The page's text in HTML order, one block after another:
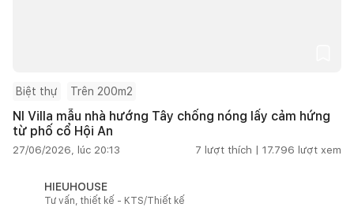
Biệt thự Trên 200m2
NI Villa mẫu nhà hướng Tây chống nóng lấy cảm hứng
từ phố cổ Hội An
27/06/2026, lúc 20:13 7 lượt thích | 17.796 lượt xem
HIEUHOUSE
Tư vấn, thiết kế - KTS/Thiết kế